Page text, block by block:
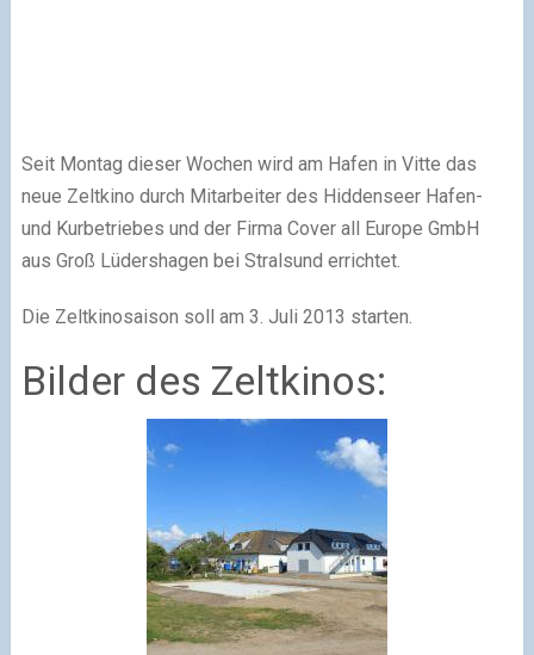
Seit Montag dieser Wochen wird am Hafen in Vitte das
neue Zeltkino durch Mitarbeiter des Hiddenseer Hafen-
und Kurbetriebes und der Firma Cover all Europe GmbH
aus Groß Lüdershagen bei Stralsund errichtet.
Die Zeltkinosaison soll am 3. Juli 2013 starten.
Bilder des Zeltkinos: